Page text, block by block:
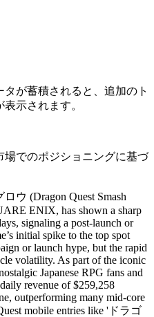
が蓄積されると、追加のト
示されます。
でのポジショニングに基づ
ウ (Dragon Quest Smash
ENIX, has shown a sharp
signaling a post-launch or
initial spike to the top spot
or launch hype, but the rapid
volatility. As part of the iconic
Japanese RPG fans and
revenue of $259,258
outperforming many mid-core
mobile entries like 'ドラゴ